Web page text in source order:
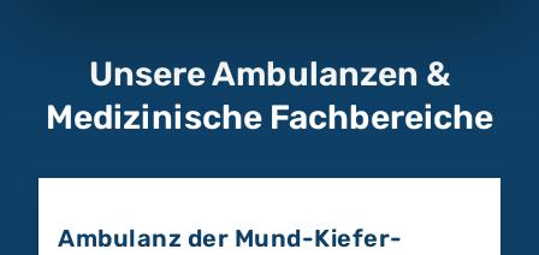
Unsere Ambulanzen &
Medizinische Fachbereiche
Ambulanz der Mund-Kiefer-